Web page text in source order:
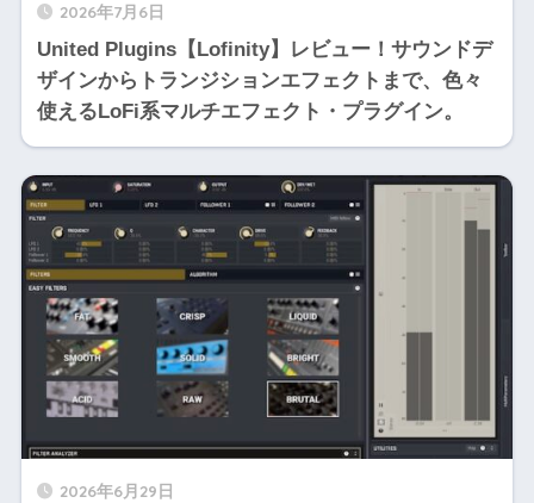
2026年7月6日
United Plugins【Lofinity】レビュー！サウンドデ
ザインからトランジションエフェクトまで、色々
使えるLoFi系マルチエフェクト・プラグイン。
2026年6月29日